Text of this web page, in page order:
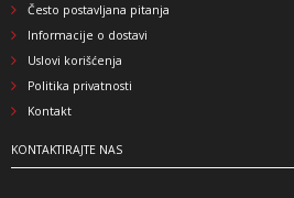
Često postavljana pitanja
Informacije o dostavi
Uslovi korišćenja
Politika privatnosti
Kontakt
KONTAKTIRAJTE NAS